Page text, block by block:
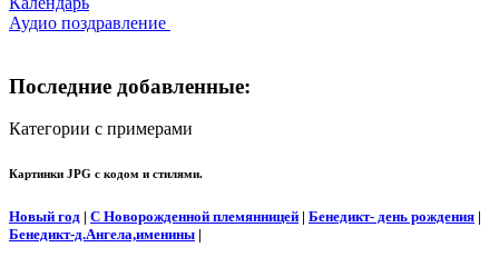
Аудио поздравление
Последние добавленные:
Категории с примерами
Картинки JPG с кодом и стилями.
Новый год | С Новорожденной племянницей | Бенедикт- день рождения |
Бенедикт-д.Ангела,именины |